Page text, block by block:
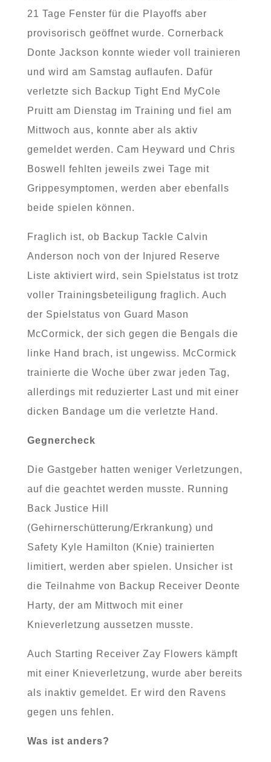
21 Tage Fenster für die Playoffs aber
provisorisch geöffnet wurde. Cornerback
Donte Jackson konnte wieder voll trainieren
und wird am Samstag auflaufen. Dafür
verletzte sich Backup Tight End MyCole
Pruitt am Dienstag im Training und fiel am
Mittwoch aus, konnte aber als aktiv
gemeldet werden. Cam Heyward und Chris
Boswell fehlten jeweils zwei Tage mit
Grippesymptomen, werden aber ebenfalls
beide spielen können.
Fraglich ist, ob Backup Tackle Calvin
Anderson noch von der Injured Reserve
Liste aktiviert wird, sein Spielstatus ist trotz
voller Trainingsbeteiligung fraglich. Auch
der Spielstatus von Guard Mason
McCormick, der sich gegen die Bengals die
linke Hand brach, ist ungewiss. McCormick
trainierte die Woche über zwar jeden Tag,
allerdings mit reduzierter Last und mit einer
dicken Bandage um die verletzte Hand.
Gegnercheck
Die Gastgeber hatten weniger Verletzungen,
auf die geachtet werden musste. Running
Back Justice Hill
(Gehirnerschütterung/Erkrankung) und
Safety Kyle Hamilton (Knie) trainierten
limitiert, werden aber spielen. Unsicher ist
die Teilnahme von Backup Receiver Deonte
Harty, der am Mittwoch mit einer
Knieverletzung aussetzen musste.
Auch Starting Receiver Zay Flowers kämpft
mit einer Knieverletzung, wurde aber bereits
als inaktiv gemeldet. Er wird den Ravens
gegen uns fehlen.
Was ist anders?